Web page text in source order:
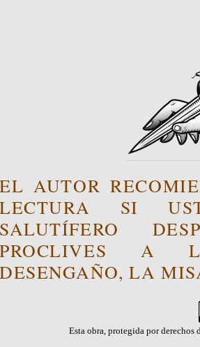
EL AUTOR
LECTURA SI
SALUTÍFERO
PROCLIVES A
DESENGAÑO, LA
Esta obra, protegida por derechos